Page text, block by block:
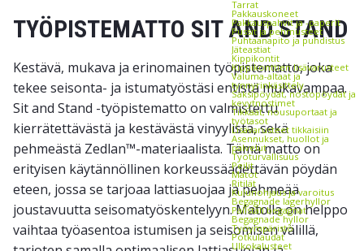
Tarrat
Pakkauskoneet
Pakkauspahvit ja -paperit
Pussit ja pehmusteet
Puhtaanapito ja puhdistus
Jäteastiat
Kippikontit
Kippikonttien lisävarusteet
Valuma-altaat ja
tynnyrinkäsittely
Saksipöydät, nostopöydät ja
kevytnostimet
Tikkaat, nousuportaat ja
työtasot
Lisävarusteet tikkaisiin
Asennukset, huollot ja
palvelut
Työturvallisuus
Peilit
Matot
Ritilät
Kulunohjaus ja varoitus
Begagnade lagerhyllor
Pallställ begagnat
Begagnade hyllor
Työympäristö
Potkulaudat
Ulkokalusteet
TYÖPISTEMATTO SIT AND STAND
Kestävä, mukava ja erinomainen työpistematto, joka
tekee seisonta- ja istumatyöstäsi entistä mukavampaa.
Sit and Stand -työpistematto on valmistettu
kierrätettävästä ja kestävästä vinyylistä, sekä
pehmeästä Zedlan™-materiaalista. Tämä matto on
erityisen käytännöllinen korkeussäädettävän pöydän
eteen, jossa se tarjoaa lattiasuojaa ja pehmeää
joustavuutta seisomatyöskentelyyn. Matolla on helppo
vaihtaa työasentoa istumisen ja seisomisen välillä,